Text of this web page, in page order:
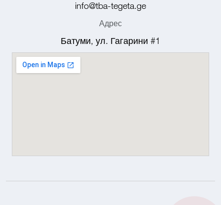
info@tba-tegeta.ge
Адрес
Батуми, ул. Гагарини #1